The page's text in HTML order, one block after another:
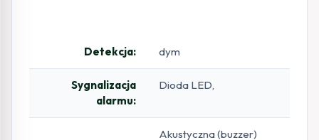
Detekcja: dym
Sygnalizacja
alarmu:
Dioda LED,
Akustyczna (buzzer)